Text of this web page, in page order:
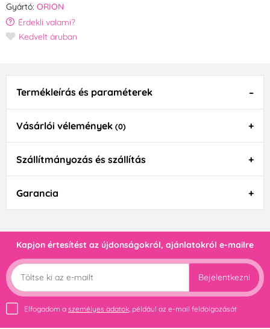
Gyártó: ORION
Érdekli valami?
Kedvelt áruban
Termékleírás és paraméterek
Vásárlói vélemények (0)
Szállítmányozás és szállítás
Garancia
Kapjon értesítést az újdonságokról, ajánlatokról e-mailre
Bejelentkezni
Elfogadom a személyes adatok , például az e-mail feldolgozását